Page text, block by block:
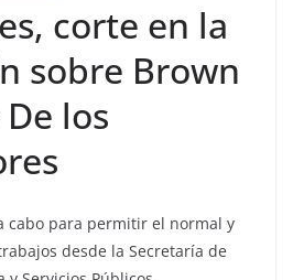
corte en la
sobre Brown
los
cabo para permitir el normal y
desde la Secretaría de